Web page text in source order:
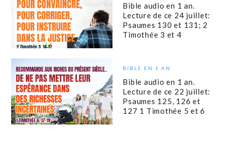
Bible audio en 1 an.
Lecture de ce 24 juillet:
Psaumes 130 et 131; 2
Timothée 3 et 4
BIBLE EN 1 AN
Bible audio en 1 an.
Lecture de ce 22 juillet:
Psaumes 125, 126 et
127 1 Timothée 5 et 6